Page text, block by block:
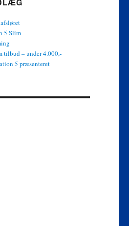
5 Slim
tilbud – under 4.000,-
5 præsenteret